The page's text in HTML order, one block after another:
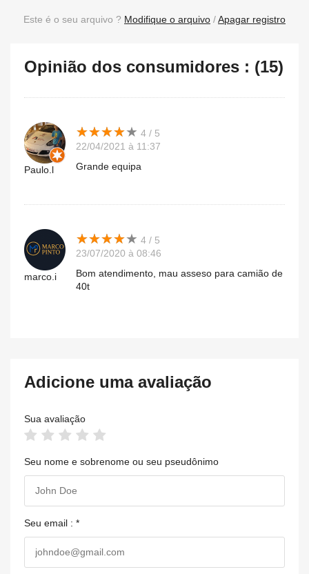
Este é o seu arquivo ? Modifique o arquivo /Apagar registro
Opinião dos consumidores : (15)
Paulo.l
★★★★★
★★★★★ 4 / 5
22/04/2021 à 11:37
Grande equipa
marco.i
★★★★★
★★★★★ 4 / 5
23/07/2020 à 08:46
Bom atendimento, mau asseso para camião de
40t
Adicione uma avaliação
Sua avaliação
Seu nome e sobrenome ou seu pseudônimo
Seu email : *